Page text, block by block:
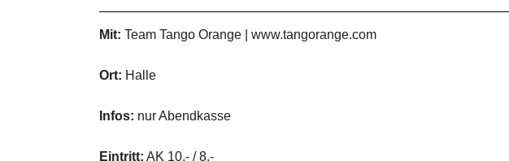
Mit: Team Tango Orange | www.tangorange.com
Ort: Halle
Infos: nur Abendkasse
Eintritt: AK 10,- / 8,-